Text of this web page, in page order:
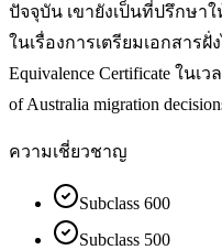
ปัจจุบัน เขายังเป็นที่ปรึกษาให้
ในเรื่องการเตรียมเอกสารฝั่
Equivalence Certificate ในเ
of Australia migration
ความเชี่ยวชาญ
Subclass 600
Subclass 500